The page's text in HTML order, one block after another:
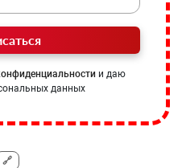
и даю
данных
🔗